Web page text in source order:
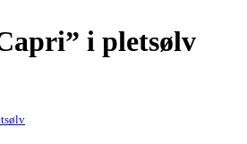
i pletsølv